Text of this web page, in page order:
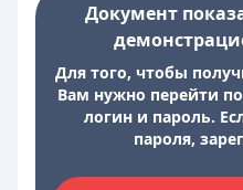
Документ
Для того, чтобы
Вам нужно перейти
логин и пароль.
пароля,